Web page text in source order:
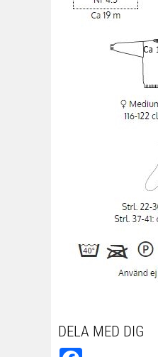
DELA MED DIG